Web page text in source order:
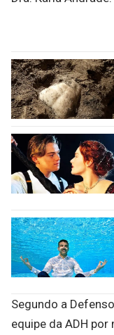
Segundo a
equipe da ADH